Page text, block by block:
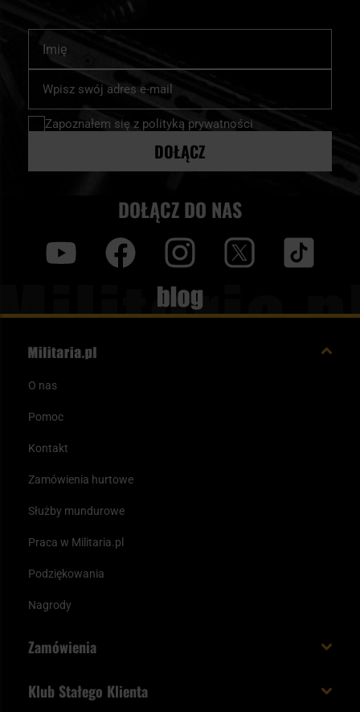
nasz
newsletter:
Zapoznałem się z polityką prywatności
DOŁĄCZ
DOŁĄCZ DO NAS
Blog
O nas
Pomoc
Kontakt
Zamówienia hurtowe
Służby mundurowe
Praca w Militaria.pl
Podziękowania
Nagrody
Zamówienia
Klub Stałego Klienta